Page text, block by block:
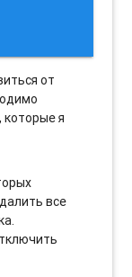
от
которые я
все